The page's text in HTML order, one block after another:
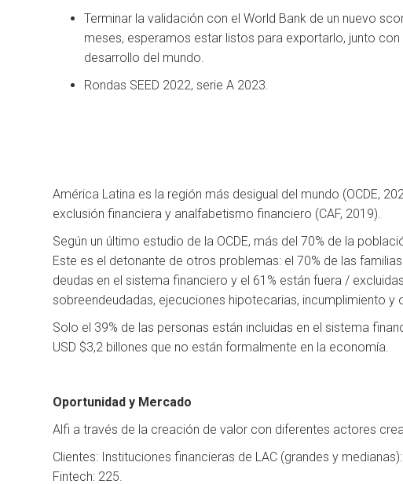
Terminar la validación con el World Bank de un nuevo
meses, esperamos estar listos para exportarlo, junto
desarrollo del mundo.
Rondas SEED 2022, serie A 2023.
América Latina es la región más desigual del mundo (OCDE,
exclusión financiera y analfabetismo financiero (CAF, 2019).
Según un último estudio de la OCDE, más del 70% de la
Este es el detonante de otros problemas: el 70% de las
deudas en el sistema financiero y el 61% están fuera /
sobreendeudadas, ejecuciones hipotecarias, incumplimiento
Solo el 39% de las personas están incluidas en el sistema
USD $3,2 billones que no están formalmente en la economía.
Oportunidad y Mercado
Alfi a través de la creación de valor con diferentes actores
Clientes: Instituciones financieras de LAC (grandes y
Fintech: 225.